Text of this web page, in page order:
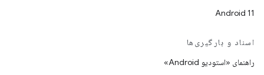
Android 11
اسناد و بارگیری‌ها
راهنمای «استودیو Android»